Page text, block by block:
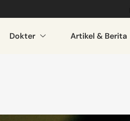
Dokter Artikel & Berita